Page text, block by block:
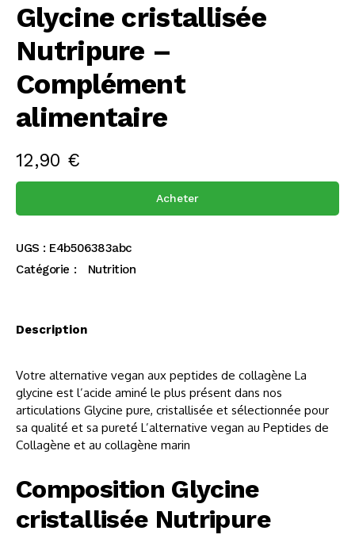
Glycine cristallisée
Nutripure –
Complément
alimentaire
12,90 €
Acheter
UGS : E4b506383abc
Catégorie :
Nutrition
Description
Votre alternative vegan aux peptides de collagène La
glycine est l’acide aminé le plus présent dans nos
articulations Glycine pure, cristallisée et sélectionnée pour
sa qualité et sa pureté L’alternative vegan au Peptides de
Collagène et au collagène marin
Composition Glycine
cristallisée Nutripure